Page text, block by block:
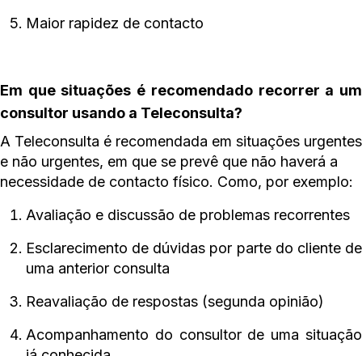
Maior rapidez de contacto
Em que situações é recomendado recorrer a um
consultor usando a Teleconsulta?
A Teleconsulta é recomendada em situações urgentes
e não urgentes, em que se prevê que não haverá a
necessidade de contacto físico. Como, por exemplo:
Avaliação e discussão de problemas recorrentes
Esclarecimento de dúvidas por parte do cliente de
uma anterior consulta
Reavaliação de respostas (segunda opinião)
Acompanhamento do consultor de uma situação